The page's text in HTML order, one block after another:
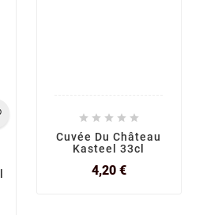
    
Cuvée Du Château
Kasteel 33cl
4,20 €Prix